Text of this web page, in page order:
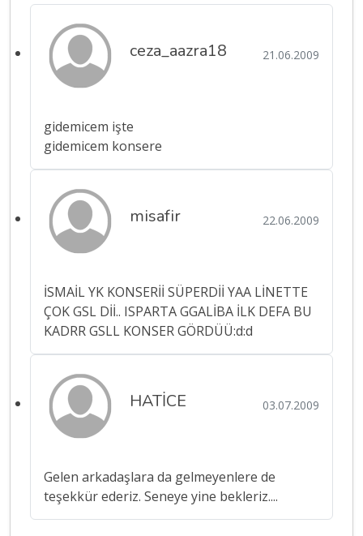
ceza_aazra18 21.06.2009
gidemicem işte
gidemicem konsere
misafir 22.06.2009
İSMAİL YK KONSERİİ SÜPERDİİ YAA LİNETTE
ÇOK GSL Dİİ.. ISPARTA GGALİBA İLK DEFA BU
KADRR GSLL KONSER GÖRDÜÜ:d:d
HATİCE 03.07.2009
Gelen arkadaşlara da gelmeyenlere de
teşekkür ederiz. Seneye yine bekleriz....